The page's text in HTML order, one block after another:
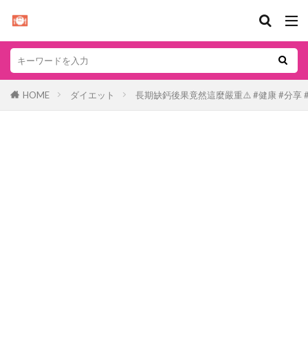
HOME ダイエット 長期缺鈣後果竟然這麼嚴重⚠️ #健康 #分享